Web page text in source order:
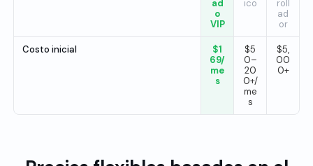
ad
o
VIP
ico
roll
ad
or
Costo inicial
$1
69/
me
s
$5
0–
20
0+/
me
s
$5,
00
0+